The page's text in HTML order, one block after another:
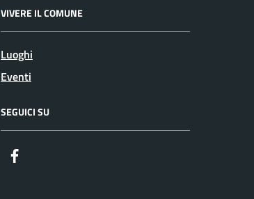
VIVERE IL COMUNE
Luoghi
Eventi
SEGUICI SU